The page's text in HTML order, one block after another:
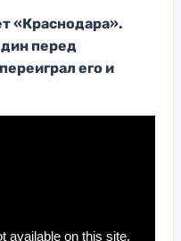
«Краснодара».
перед
его и